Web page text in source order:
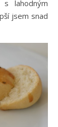
lahodným
jsem snad